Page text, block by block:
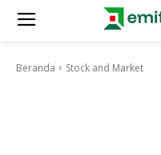
Beranda Stock and Market